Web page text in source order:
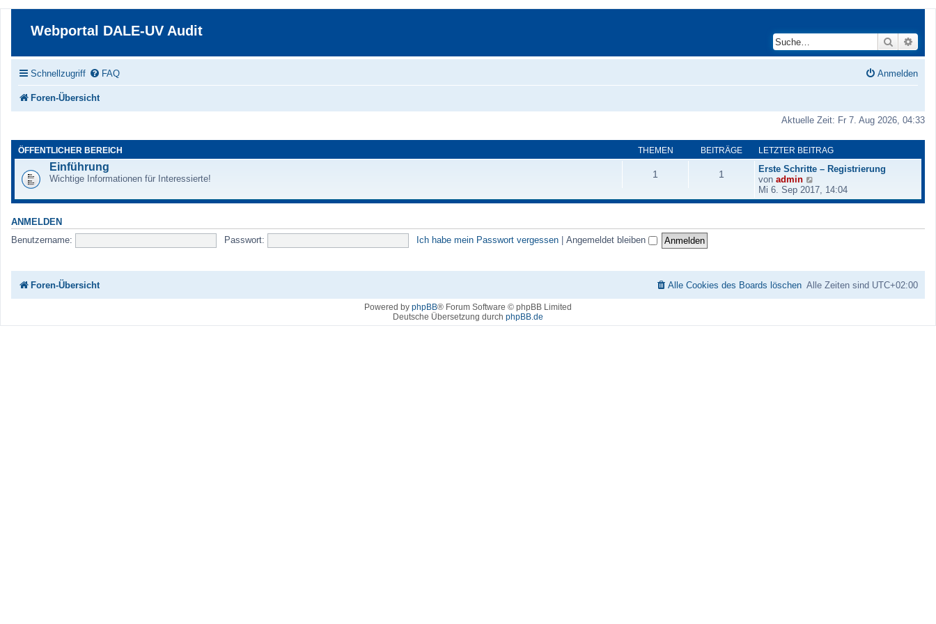
Webportal DALE-UV Audit
Suche
Schnellzugriff FAQ Anmelden
Foren-Übersicht
Aktuelle Zeit: Fr 7. Aug 2026, 04:33
ÖFFENTLICHER BEREICH THEMEN BEITRÄGE LETZTER BEITRAG
Einführung
Wichtige Informationen für Interessierte! 1 1
Erste Schritte – Registrierung
von admin
e
u
t
e
i
g
Mi 6. Sep 2017, 14:04
ANMELDEN
Benutzername: Passwort: Ich habe mein Passwort vergessen | Angemeldet bleiben
Foren-Übersicht Alle Zeiten sind UTC+02:00
Alle Cookies des Boards löschen
Powered by phpBB® Forum Software © phpBB Limited
Deutsche Übersetzung durch phpBB.de